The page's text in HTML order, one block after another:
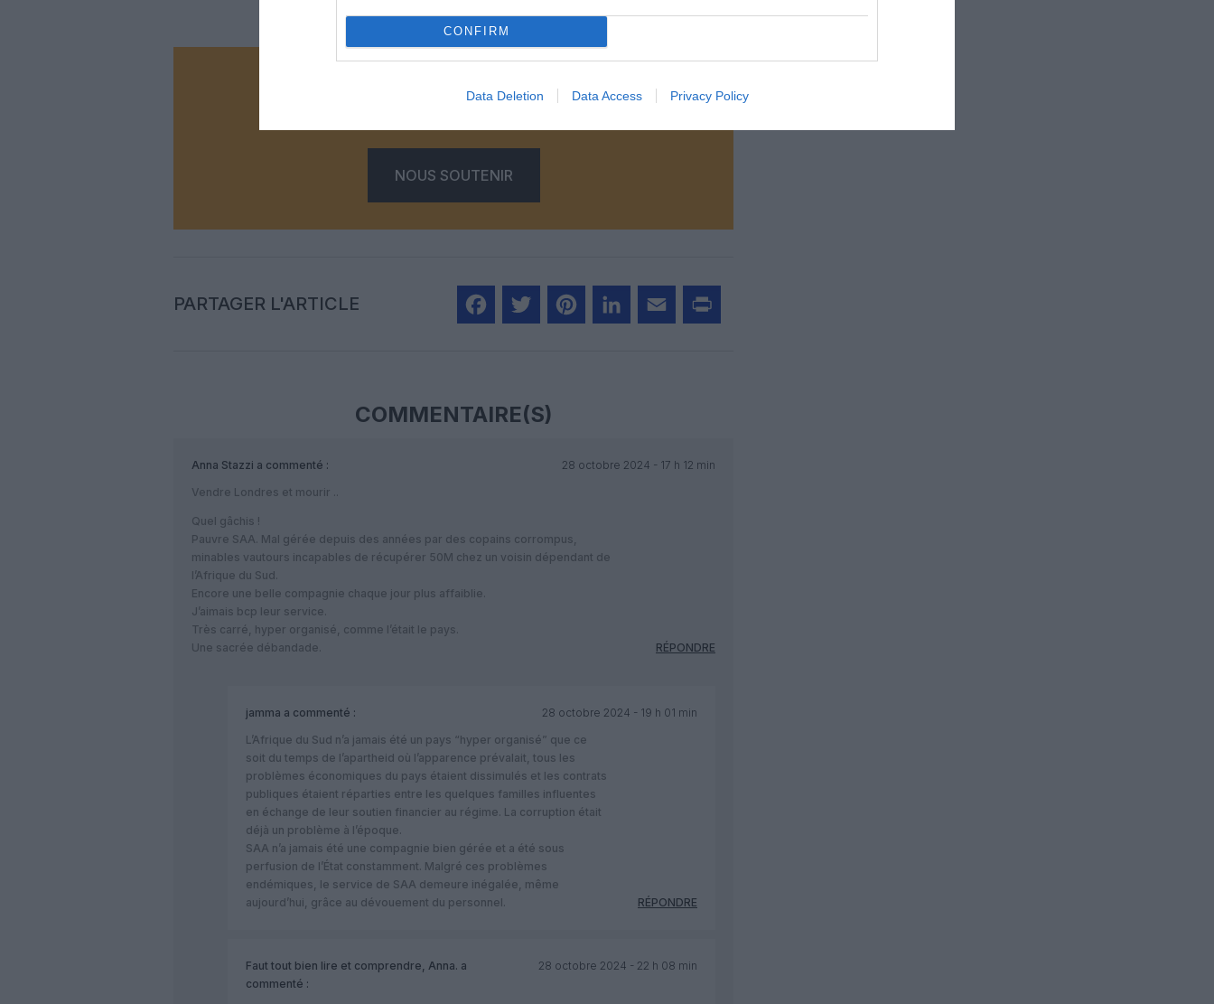
CONFIRM
Data Deletion Data Access Privacy Policy
Vous avez apprécié l’article ?
Soutenez-nous, faites un don !
NOUS SOUTENIR
PARTAGER L'ARTICLE
COMMENTAIRE(S)
Anna Stazzi a commenté :
28 octobre 2024 - 17 h 12 min
Vendre Londres et mourir ..
Quel gâchis !
Pauvre SAA. Mal gérée depuis des années par des copains corrompus,
minables vautours incapables de récupérer 50M chez un voisin dépendant de
l’Afrique du Sud.
Encore une belle compagnie chaque jour plus affaiblie.
J’aimais bcp leur service.
Très carré, hyper organisé, comme l’était le pays.
Une sacrée débandade.
RÉPONDRE
jamma a commenté :
28 octobre 2024 - 19 h 01 min
L’Afrique du Sud n’a jamais été un pays “hyper organisé” que ce
soit du temps de l’apartheid où l’apparence prévalait, tous les
problèmes économiques du pays étaient dissimulés et les contrats
publiques étaient réparties entre les quelques familles influentes
en échange de leur soutien financier au régime. La corruption était
déjà un problème à l’époque.
SAA n’a jamais été une compagnie bien gérée et a été sous
perfusion de l’État constamment. Malgré ces problèmes
endémiques, le service de SAA demeure inégalée, même
aujourd’hui, grâce au dévouement du personnel.
RÉPONDRE
Faut tout bien lire et comprendre, Anna. a
commenté :
28 octobre 2024 - 22 h 08 min